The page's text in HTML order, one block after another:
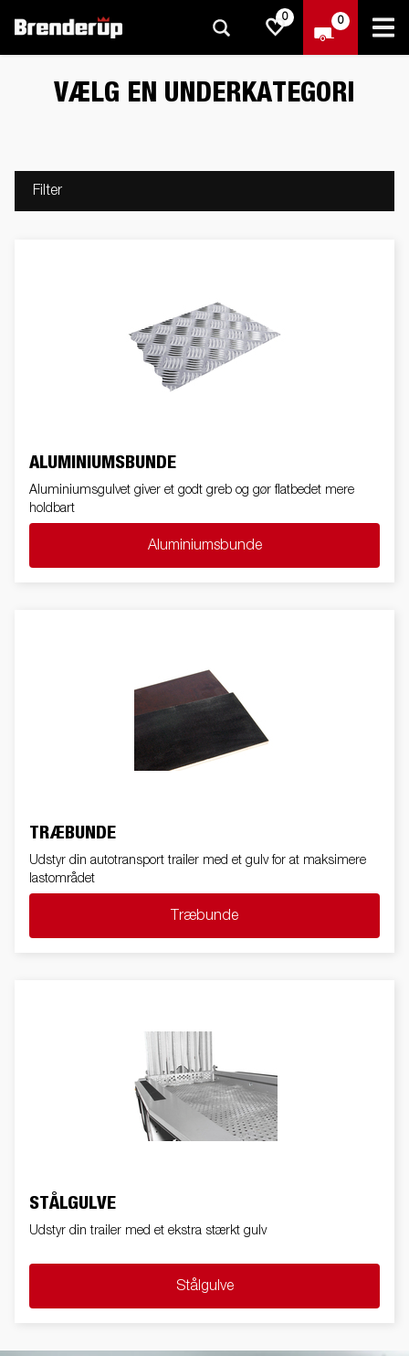
0 0
VÆLG EN UNDERKATEGORI
Filter
ALUMINIUMSBUNDE
Aluminiumsgulvet giver et godt greb og gør flatbedet mere
holdbart
Aluminiumsbunde
TRÆBUNDE
Udstyr din autotransport trailer med et gulv for at maksimere
lastområdet
Træbunde
STÅLGULVE
Udstyr din trailer med et ekstra stærkt gulv
Stålgulve